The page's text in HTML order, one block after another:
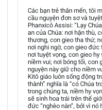
Các bạn trẻ thân mến, tôi
cầu nguyện đơn sơ và
Phanxicô Assisi: “Lạy
an của Chúa: nơi hận thù,
thương, con gieo tha thứ;
nơi nghi ngờ, con gieo đức
nơi tuyệt vọng, con gieo
niềm vui; nơi bóng tối, con
nguyện này giữ cho niềm
Kitô giáo luôn sống động
thành” nghĩa là “có Chúa
trong chúng ta, niềm hy
sẽ sinh hoa trái trên thế
đức “nghèo nàn”, bởi vì nó